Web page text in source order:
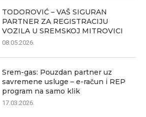
TODOROVIĆ – VAŠ SIGURAN
PARTNER ZA REGISTRACIJU
VOZILA U SREMSKOJ MITROVICI
08.05.2026.
Srem-gas: Pouzdan partner uz
savremene usluge – e-račun i REP
program na samo klik
17.03.2026.